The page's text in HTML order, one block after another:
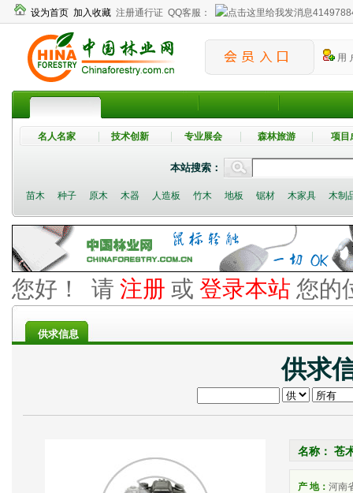
设为首页 加入收藏 注册通行证 QQ客服：
用
名人名家 技术创新 专业展会 森林旅游 项目
本站搜索：
苗木 种子 原木 木器 人造板 竹木 地板 锯材 木家具 木制
您好！ 请 注册 或 登录本站 您的
供求信息
供求
名称： 苍
产 地： 河南